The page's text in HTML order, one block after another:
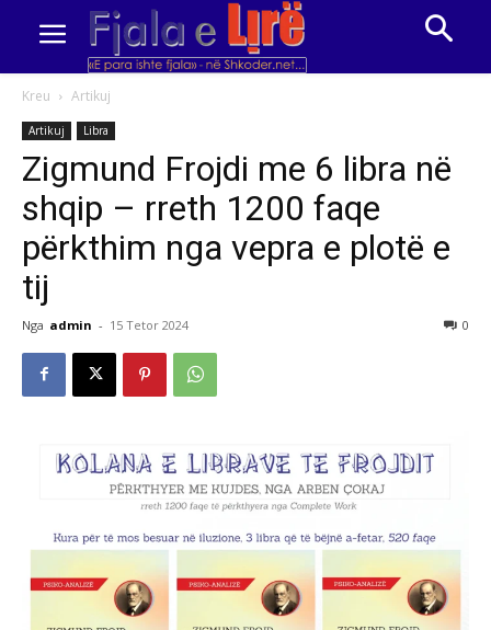
Kreu Artikuj
Artikuj Libra
Zigmund Frojdi me 6 libra në
shqip – rreth 1200 faqe
përkthim nga vepra e plotë e
tij
Nga admin - 15 Tetor 2024 0